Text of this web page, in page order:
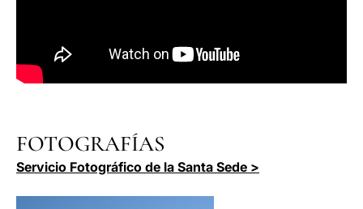
FOTOGRAFÍAS
Servicio Fotográfico de la Santa Sede >